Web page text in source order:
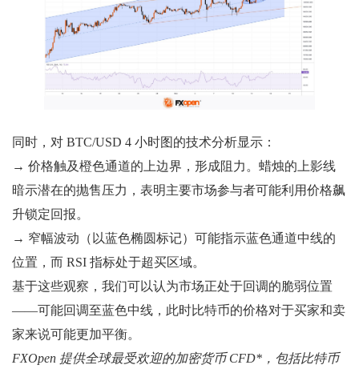
同时，对 BTC/USD 4 小时图的技术分析显示：
→ 价格触及橙色通道的上边界，形成阻力。蜡烛的上影线
暗示潜在的抛售压力，表明主要市场参与者可能利用价格飙
升锁定回报。
→ 窄幅波动（以蓝色椭圆标记）可能指示蓝色通道中线的
位置，而 RSI 指标处于超买区域。
基于这些观察，我们可以认为市场正处于回调的脆弱位置
——可能回调至蓝色中线，此时比特币的价格对于买家和卖
家来说可能更加平衡。
FXOpen 提供全球最受欢迎的加密货币 CFD*，包括比特币